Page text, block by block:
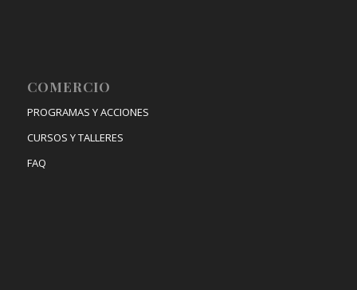
COMERCIO
PROGRAMAS Y ACCIONES
CURSOS Y TALLERES
FAQ